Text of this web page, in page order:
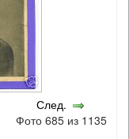
След.
Фото 685 из 1135